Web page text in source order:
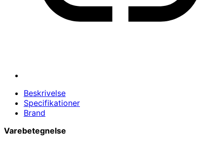
Beskrivelse
Specifikationer
Brand
Varebetegnelse